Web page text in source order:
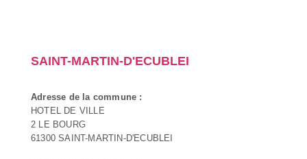
SAINT-MARTIN-D'ECUBLEI
Adresse de la commune :
HOTEL DE VILLE
2 LE BOURG
61300 SAINT-MARTIN-D'ECUBLEI